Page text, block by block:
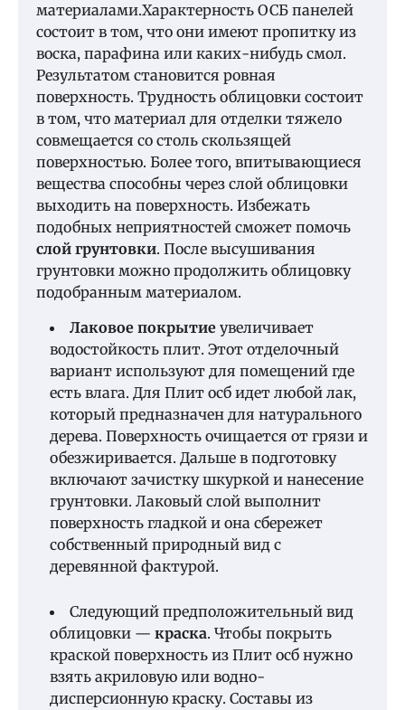
материалами.Характерность ОСБ панелей
состоит в том, что они имеют пропитку из
воска, парафина или каких-нибудь смол.
Результатом становится ровная
поверхность. Трудность облицовки состоит
в том, что материал для отделки тяжело
совмещается со столь скользящей
поверхностью. Более того, впитывающиеся
вещества способны через слой облицовки
выходить на поверхность. Избежать
подобных неприятностей сможет помочь
слой грунтовки. После высушивания
грунтовки можно продолжить облицовку
подобранным материалом.
Лаковое покрытие увеличивает
водостойкость плит. Этот отделочный
вариант используют для помещений где
есть влага. Для Плит осб идет любой лак,
который предназначен для натурального
дерева. Поверхность очищается от грязи и
обезжиривается. Дальше в подготовку
включают зачистку шкуркой и нанесение
грунтовки. Лаковый слой выполнит
поверхность гладкой и она сбережет
собственный природный вид с
деревянной фактурой.
Следующий предположительный вид
облицовки — краска. Чтобы покрыть
краской поверхность из Плит осб нужно
взять акриловую или водно-
дисперсионную краску. Составы из